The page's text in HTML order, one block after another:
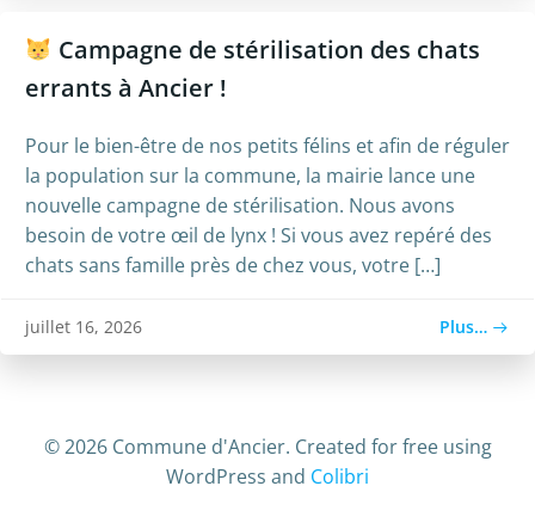
Campagne de stérilisation des chats
errants à Ancier !
​Pour le bien-être de nos petits félins et afin de réguler
la population sur la commune, la mairie lance une
nouvelle campagne de stérilisation. ​Nous avons
besoin de votre œil de lynx ! Si vous avez repéré des
chats sans famille près de chez vous, votre […]
juillet 16, 2026 Plus…
© 2026 Commune d'Ancier. Created for free using
WordPress and Colibri